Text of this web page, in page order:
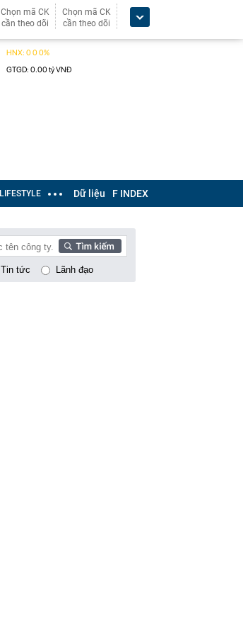
Chọn mã CK
cần theo dõi
Chọn mã CK
cần theo dõi
LIFESTYLE Dữ liệu F INDEX
Tin tức Lãnh đạo